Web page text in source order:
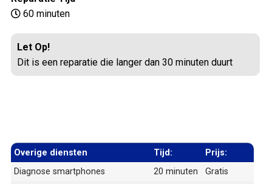
60 minuten
Let Op!
Dit is een reparatie die langer dan 30 minuten duurt
Overige diensten Tijd:
Prijs:
Diagnose smartphones
20 minuten
Gratis